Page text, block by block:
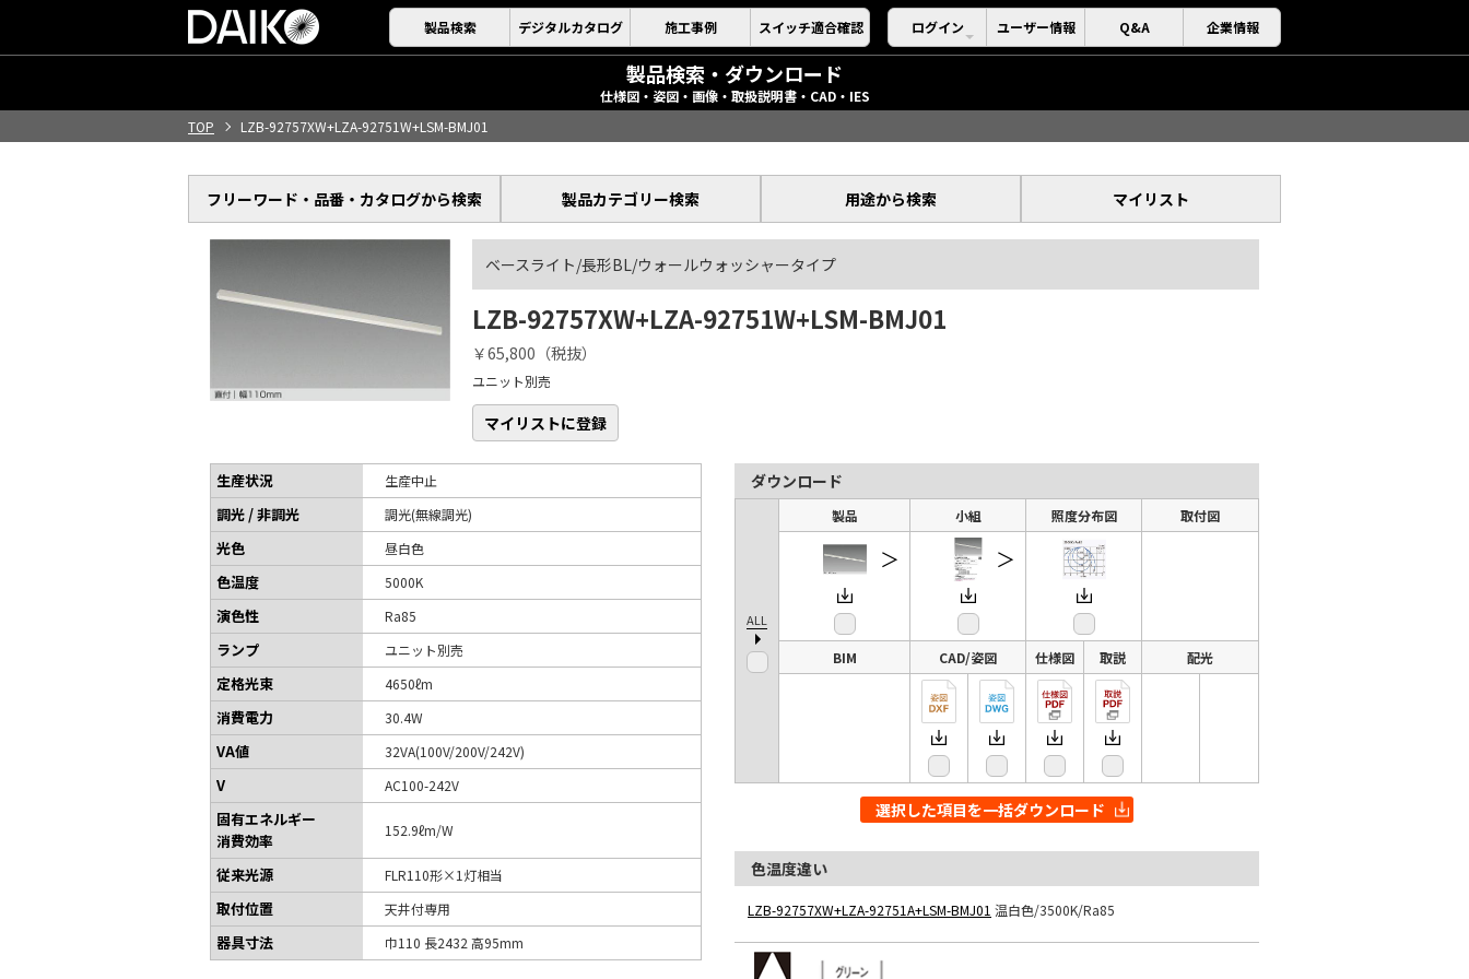
製品検索 デジタルカタログ 施工事例 スイッチ適合確認 ログイン ユーザー情報 Q&A 企業情報
製品検索・ダウンロード
仕様図・姿図・画像・取扱説明書・CAD・IES
TOP
LZB-92757XW+LZA-92751W+LSM-BMJ01
フリーワード・品番・ カタログから検索 製品カテゴリー検索 用途から検索 マイリスト
ベースライト/長形BL/ウォールウォッシャータイプ
LZB-92757XW+LZA-92751W+LSM-BMJ01
￥65,800（税抜）
ユニット別売
マイリストに登録
生産状況 生産中止
調光 / 非調光 調光(無線調光)
光色 昼白色
色温度 5000K
演色性 Ra85
ランプ ユニット別売
定格光束 4650ℓm
消費電力 30.4W
VA値 32VA(100V/200V/242V)
V AC100-242V
固有エネルギー
消費効率
152.9ℓm/W
従来光源 FLR110形×1灯相当
取付位置 天井付専用
器具寸法 巾110 長2432 高95mm
ダウンロード
ALL
製品 小組 照度分布図 取付図
＞ ＞
BIM CAD/姿図 仕様図 取説 配光
選択した項目を一括ダウンロード
色温度違い
LZB-92757XW+LZA-92751A+LSM-BMJ01 温白色/3500K/Ra85